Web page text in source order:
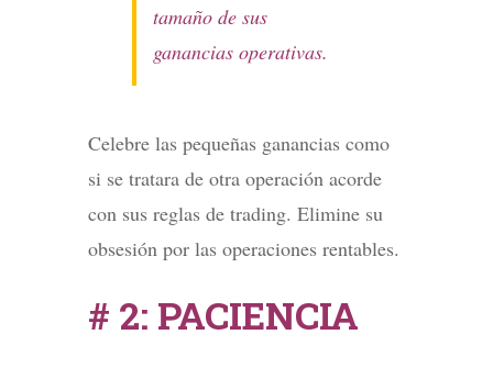
tamaño de sus
ganancias operativas.
Celebre las pequeñas ganancias como
si se tratara de otra operación acorde
con sus reglas de trading. Elimine su
obsesión por las operaciones rentables.
# 2: PACIENCIA